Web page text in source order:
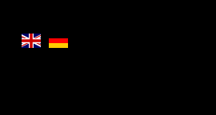
the
content